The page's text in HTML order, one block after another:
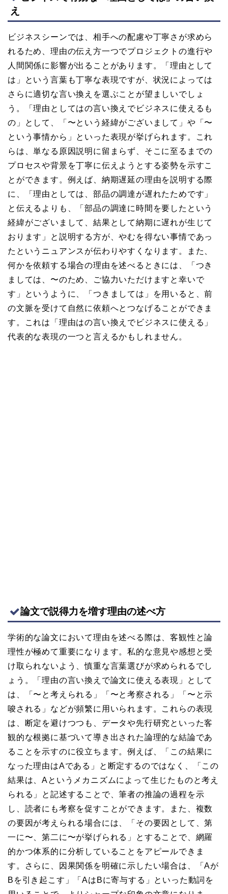
え
ビジネスシーンでは、相手への配慮や丁寧さが求めら
れるため、理由の伝え方一つでプロジェクトの進行や
人間関係に影響が出ることがあります。「理由として
は」という言葉も丁寧な表現ですが、状況によっては
さらに適切な言い換えを選ぶことが望ましいでしょ
う。「理由としてはの言い換えでビジネスに使えるも
の」として、「〜という経緯がございまして」や「〜
という事情から」といった表現が挙げられます。これ
らは、単なる原因説明に留まらず、そこに至るまでの
プロセスや背景を丁寧に伝えようとする姿勢を示すこ
とができます。例えば、納期遅延の理由を説明する際
に、「理由としては、部品の調達が遅れたためです」
と伝えるよりも、「部品の調達に時間を要したという
経緯がございまして、結果として納期に遅れが生じて
おります」と説明する方が、やむを得ない事情であっ
たというニュアンスが伝わりやすくなります。また、
何かを依頼する場合の理由を述べるときには、「つき
ましては、〜のため、ご協力いただけますと幸いで
す」というように、「つきましては」を用いると、前
の文脈を受けて自然に依頼へとつなげることができま
す。これは「理由はの言い換えでビジネスに使える」
代表的な表現の一つと言えるかもしれません。
論文で説得力を増す理由の述べ方
学術的な論文において理由を述べる際は、客観性と論
理性が極めて重要になります。私的な意見や感想と受
け取られないよう、慎重な言葉選びが求められるでし
ょう。「理由の言い換えで論文に使える表現」として
は、「〜と考えられる」「〜と考察される」「〜と示
唆される」などが頻繁に用いられます。これらの表現
は、断定を避けつつも、データや先行研究といった客
観的な根拠に基づいて導き出された論理的な結論であ
ることを示すのに役立ちます。例えば、「この結果に
なった理由はAである」と断定するのではなく、「この
結果は、Aというメカニズムによって生じたものと考え
られる」と記述することで、筆者の推論の過程を示
し、読者にも考察を促すことができます。また、複数
の要因が考えられる場合には、「その要因として、第
一に〜、第二に〜が挙げられる」とすることで、網羅
的かつ体系的に分析していることをアピールできま
す。さらに、因果関係を明確に示したい場合は、「Aが
Bを引き起こす」「AはBに寄与する」といった動詞を